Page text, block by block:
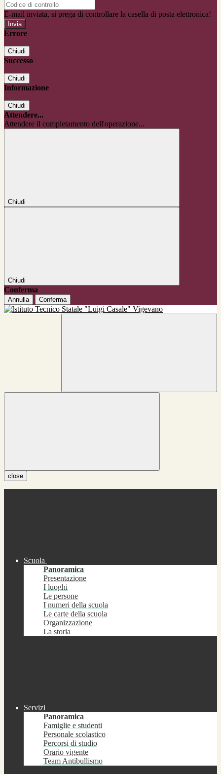
E-mail inviata, si prega di controllare la casella di posta elettronica!
Errore
Chiudi
Successo
Chiudi
Informazione
Chiudi
Attendere...
Attendere il completamento dell'operazione...
Chiudi
Chiudi
Conferma
Annulla Conferma
close
Scuola
Panoramica
Presentazione
I luoghi
Le persone
I numeri della scuola
Le carte della scuola
Organizzazione
La storia
Servizi
Panoramica
Famiglie e studenti
Personale scolastico
Percorsi di studio
Orario vigente
Team Antibullismo